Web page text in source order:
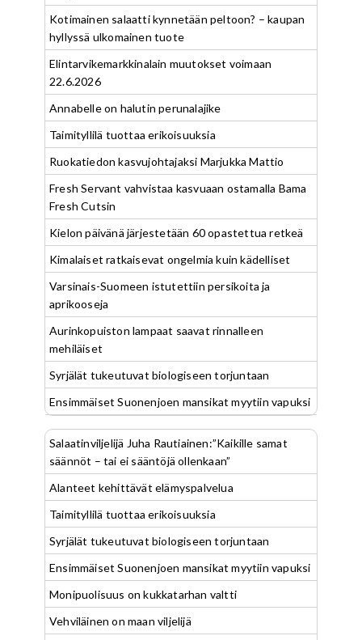
Kotimainen salaatti kynnetään peltoon? – kaupan
hyllyssä ulkomainen tuote
Elintarvikemarkkinalain muutokset voimaan
22.6.2026
Annabelle on halutin perunalajike
Taimityllilä tuottaa erikoisuuksia
Ruokatiedon kasvujohtajaksi Marjukka Mattio
Fresh Servant vahvistaa kasvuaan ostamalla Bama
Fresh Cutsin
Kielon päivänä järjestetään 60 opastettua retkeä
Kimalaiset ratkaisevat ongelmia kuin kädelliset
Varsinais-Suomeen istutettiin persikoita ja
aprikooseja
Aurinkopuiston lampaat saavat rinnalleen
mehiläiset
Syrjälät tukeutuvat biologiseen torjuntaan
Ensimmäiset Suonenjoen mansikat myytiin vapuksi
Salaatinviljelijä Juha Rautiainen:”Kaikille samat
säännöt – tai ei sääntöjä ollenkaan”
Alanteet kehittävät elämyspalvelua
Taimityllilä tuottaa erikoisuuksia
Syrjälät tukeutuvat biologiseen torjuntaan
Ensimmäiset Suonenjoen mansikat myytiin vapuksi
Monipuolisuus on kukkatarhan valtti
Vehviläinen on maan viljelijä